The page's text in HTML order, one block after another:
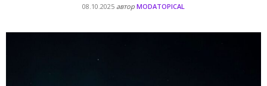
08.10.2025 автор MODATOPICAL